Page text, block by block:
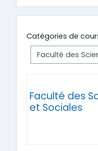
Catégories de
Faculté des
et Sociales